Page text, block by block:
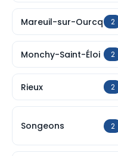
Mareuil-sur-Ourcq 2
Monchy-Saint-Éloi 2
Rieux 2
Songeons 2